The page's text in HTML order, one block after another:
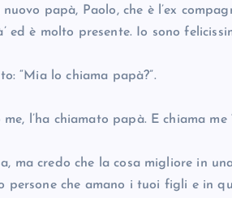
papà, Paolo, che è l’ex
ed è molto presente. Io sono
“Mia lo chiama papà?”.
l’ha chiamato papà. E chiama me
ma credo che la cosa migliore in
persone che amano i tuoi figli e in